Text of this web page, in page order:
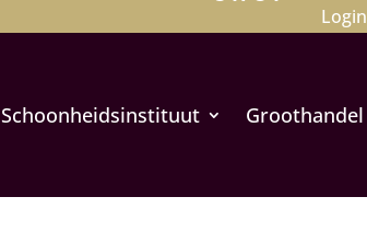
Login
Schoonheidsinstituut Groothandel